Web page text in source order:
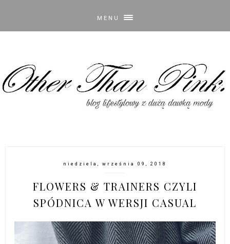
MENU
niedziela, września 09, 2018
FLOWERS & TRAINERS CZYLI
SPÓDNICA W WERSJI CASUAL